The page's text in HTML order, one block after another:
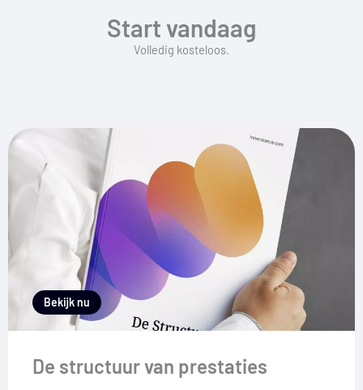
Start vandaag
Volledig kosteloos.
De structuur van prestaties
Bekijk nu